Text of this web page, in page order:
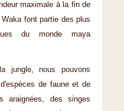
maximale à la fin de
font partie des plus
du monde maya
jungle, nous pouvons
de faune et de
araignées, des singes